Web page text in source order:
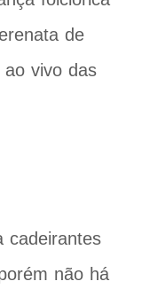
de
ao vivo das
cadeirantes
não há